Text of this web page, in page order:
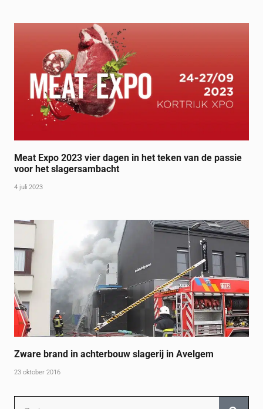
Meat Expo 2023 vier dagen in het teken van de passie
voor het slagersambacht
4 juli 2023
Zware brand in achterbouw slagerij in Avelgem
23 oktober 2016